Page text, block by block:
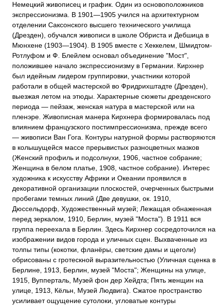
Немецкий живописец и график. Один из основоположников
экспрессионизма. В 1901—1905 учился на архитектурном
отделении Саксонского высшего технического училища
(Дрезден), обучался живописи в школе Обриста и Дебшица в
Мюнхене (1903—1904). В 1905 вместе с Хеккелем, Шмидтом-
Ротлуфом и Ф. Блейлем основал объединение "Мост",
положившее начало экспрессионизму в Германии. Кирхнер
был идейным лидером группировки, участники которой
работали в общей мастерской во Фридрихштадте (Дрезден),
выезжая летом на этюды. Характерные сюжеты дрезденского
периода — пейзаж, женская натура в мастерской или на
пленэре. Живописная манера Кирхнера формировалась под
влиянием французского постимпрессионизма, прежде всего
— живописи Ван Гога. Контуры натурной формы растворяются
в колышущейся массе прерывистых разноцветных мазков
(Женский профиль и подсолнухи, 1906, частное собрание;
Женщина в белом платье, 1908, частное собрание). Интерес
художника к искусству Африки и Океании проявился в
декоративной организации плоскостей, очерченных быстрыми
пробегами темных линий (Две девушки, ок. 1910,
Дюссельдорф, Художественный музей; Лежащая обнаженная
перед зеркалом, 1910, Берлин, музей "Моста"). В 1911 вся
группа переехала в Берлин. Здесь Кирхнер сосредоточился на
изображении видов города и уличных сцен. Выхваченные из
толпы типы (кокотки, фланёры, светские дамы и щеголи)
обрисованы с гротескной выразительностью (Уличная сценка в
Берлине, 1913, Берлин, музей "Моста"; Женщины на улице,
1915, Вупперталь, Музей фон дер Хейдта; Пять женщин на
улице, 1913, Кёльн, Музей Людвига). Сжатое пространство
усиливает ощущение сутолоки, угловатые контуры